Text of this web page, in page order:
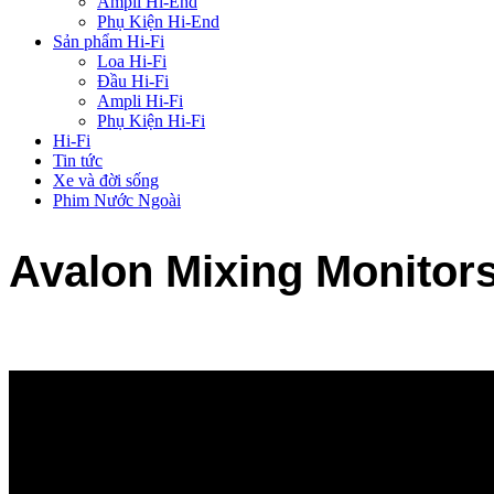
Phụ Kiện Hi-End
Sản phẩm Hi-Fi
Loa Hi-Fi
Đầu Hi-Fi
Ampli Hi-Fi
Phụ Kiện Hi-Fi
Hi-Fi
Tin tức
Xe và đời sống
Phim Nước Ngoài
Avalon Mixing